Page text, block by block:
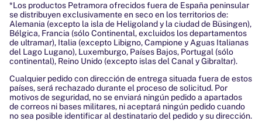
*Los productos Petramora ofrecidos fuera de España peninsular
se distribuyen exclusivamente en seco en los territorios de:
Alemania (excepto la isla de Heligoland y la ciudad de Büsingen),
Bélgica, Francia (sólo Continental, excluidos los departamentos
de ultramar), Italia (excepto Libigno, Campione y Aguas Italianas
del Lago Lugano), Luxemburgo, Países Bajos, Portugal (sólo
continental), Reino Unido (excepto islas del Canal y Gibraltar).
Cualquier pedido con dirección de entrega situada fuera de estos
países, será rechazado durante el proceso de solicitud. Por
motivos de seguridad, no se enviará ningún pedido a apartados
de correos ni bases militares, ni aceptará ningún pedido cuando
no sea posible identificar al destinatario del pedido y su dirección.